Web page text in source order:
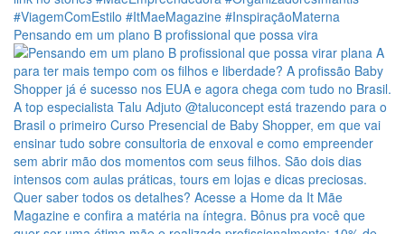
Pensando em um plano B profissional que possa vira